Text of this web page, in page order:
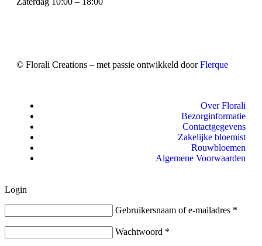
© Florali Creations – met passie ontwikkeld doorFlerque
Over Florali
Bezorginformatie
Contactgegevens
Zakelijke bloemist
Rouwbloemen
Algemene Voorwaarden
Login
Gebruikersnaam of e-mailadres *
Wachtwoord *